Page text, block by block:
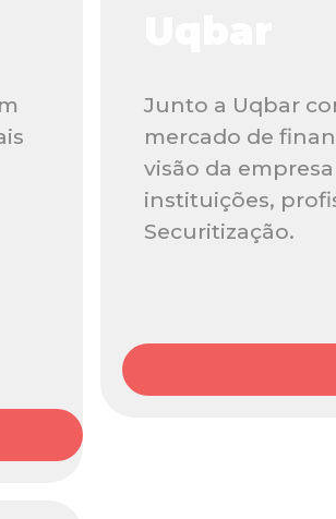
Junto a Uqbar
mercado de
visão da
instituições,
Securitização.